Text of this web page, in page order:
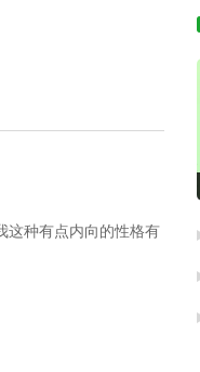
这种有点内向的性格有